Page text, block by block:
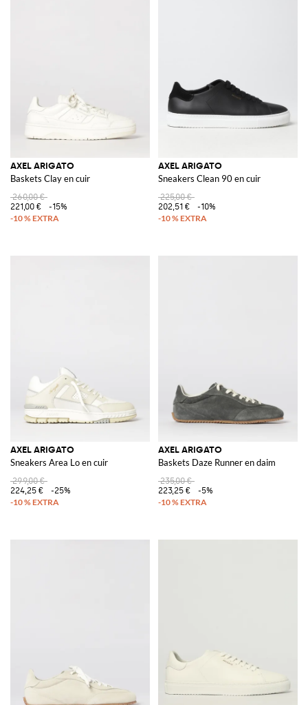
AXEL ARIGATO
Baskets Clay en cuir
260,00 €
221,00 €
-15%
AXEL ARIGATO
Sneakers Clean 90 en cuir
225,00 €
202,51 €
-10%
AXEL ARIGATO
Sneakers Area Lo en cuir
299,00 €
224,25 €
-25%
AXEL ARIGATO
Baskets Daze Runner en daim
235,00 €
223,25 €
-5%